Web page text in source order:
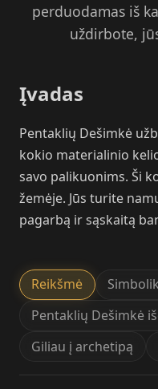
perduodamas iš
uždirbote,
Įvadas
Pentaklių Dešimkė
kokio materialinio
savo palikuonims. Ši
žemėje. Jūs turite
pagarbą ir sąskaitą
Reikšmė
Pentaklių Dešimkė
Giliau į archetipą